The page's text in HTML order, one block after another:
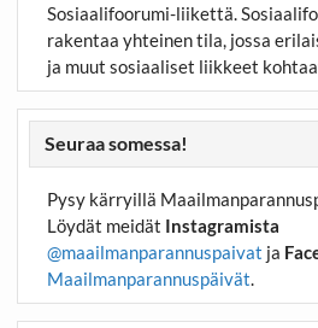
Sosiaalifoorumi-liikettä.
rakentaa yhteinen tila, jossa
ja muut sosiaaliset liikkeet
Seuraa somessa!
Pysy kärryillä
Löydät meidät Instagramista
@maailmanparannuspaivat ja
Maailmanparannuspäivät.